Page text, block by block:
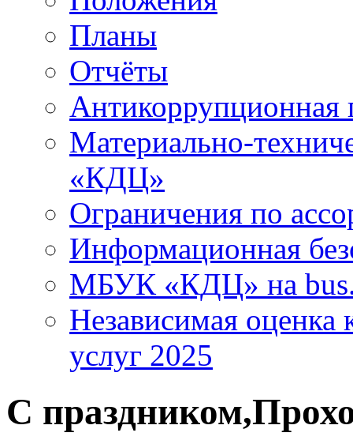
Планы
Отчёты
Антикоррупционная
Материально-
«КДЦ»
Ограничения по
Информационная
МБУК «КДЦ» на
Независимая оценка
услуг 2025
С